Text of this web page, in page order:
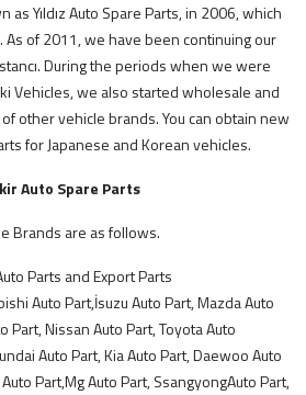
Yıldız Auto Spare Parts, in 2006, which
of 2011, we have been continuing our
During the periods when we were
Vehicles, we also started wholesale and
other vehicle brands. You can obtain new
for Japanese and Korean vehicles.
Auto Spare Parts
Brands are as follows.
Parts and Export Parts
Auto Part,İsuzu Auto Part, Mazda Auto
Part, Nissan Auto Part, Toyota Auto
Auto Part, Kia Auto Part, Daewoo Auto
Part,Mg Auto Part, SsangyongAuto Part,